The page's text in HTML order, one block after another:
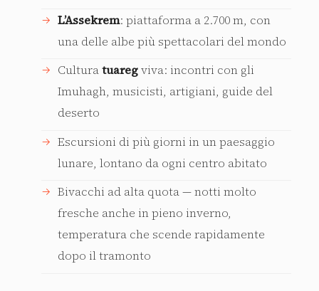
L’Assekrem: piattaforma a 2.700 m, con
una delle albe più spettacolari del mondo
Culturatuaregviva: incontri con gli
Imuhagh, musicisti, artigiani, guide del
deserto
Escursioni di più giorni in un paesaggio
lunare, lontano da ogni centro abitato
Bivacchi ad alta quota — notti molto
fresche anche in pieno inverno,
temperatura che scende rapidamente
dopo il tramonto